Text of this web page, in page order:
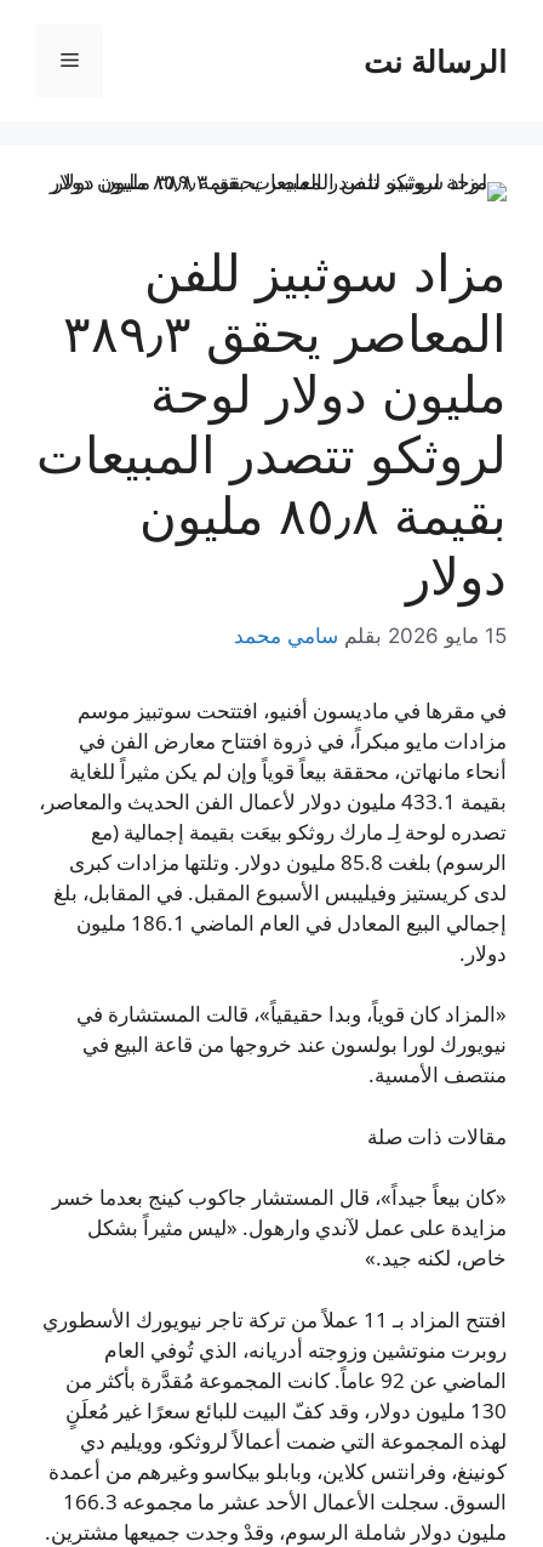
المحتوىالرسالة نت القائمة
مزاد سوثبيز للفن
المعاصر يحقق ٣٨٩٫٣
مليون دولار لوحة
لروثكو تتصدر المبيعات
بقيمة ٨٥٫٨ مليون
دولار
15 مايو 2026 بقلم سامي محمد
في مقرها في ماديسون أفنيو، افتتحت سوتبيز موسم
مزادات مايو مبكراً، في ذروة افتتاح معارض الفن في
أنحاء مانهاتن، محققة بيعاً قوياً وإن لم يكن مثيراً للغاية
بقيمة 433.1 مليون دولار لأعمال الفن الحديث والمعاصر،
تصدره لوحة لِـ مارك روثكو بيعَت بقيمة إجمالية (مع
الرسوم) بلغت 85.8 مليون دولار. وتلتها مزادات كبرى
لدى كريستيز وفيليبس الأسبوع المقبل. في المقابل، بلغ
إجمالي البيع المعادل في العام الماضي 186.1 مليون
دولار.
«المزاد كان قوياً، وبدا حقيقياً»، قالت المستشارة في
نيويورك لورا بولسون عند خروجها من قاعة البيع في
منتصف الأمسية.
مقالات ذات صلة
«كان بيعاً جيداً»، قال المستشار جاكوب كينج بعدما خسر
مزايدة على عمل لآندي وارهول. «ليس مثيراً بشكل
خاص، لكنه جيد.»
افتتح المزاد بـ 11 عملاً من تركة تاجر نيويورك الأسطوري
روبرت منوتشين وزوجته أدريانه، الذي تُوفي العام
الماضي عن 92 عاماً. كانت المجموعة مُقدَّرة بأكثر من
130 مليون دولار، وقد كفّ البيت للبائع سعرًا غير مُعلَنٍ
لهذه المجموعة التي ضمت أعمالاً لروثكو، وويليم دي
كونينغ، وفرانتس كلاين، وبابلو بيكاسو وغيرهم من أعمدة
السوق. سجلت الأعمال الأحد عشر ما مجموعه 166.3
مليون دولار شاملة الرسوم، وقدْ وجدت جميعها مشترين.